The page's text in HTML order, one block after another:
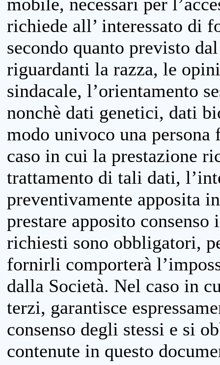
richiede all’ interessato di
secondo quanto previsto
riguardanti la razza, le
sindacale, l’orientamento
nonchè dati genetici, dati
modo univoco una
caso in cui la prestazione
trattamento di tali dati,
preventivamente apposita
prestare apposito
richiesti sono obbligatori,
fornirli comporterà
dalla Società. Nel caso in
terzi, garantisce
consenso degli stessi e si
contenute in questo